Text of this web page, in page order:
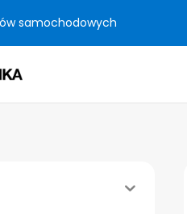
samochodowych